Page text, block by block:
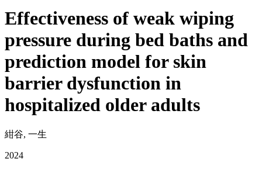
Effectiveness of weak wiping
pressure during bed baths and
prediction model for skin
barrier dysfunction in
hospitalized older adults
紺谷, 一生
2024